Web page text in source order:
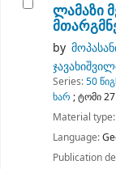
ლამაზი
by
Series:50
ხარ ; ტომი 27
Material type:
Language:
Publication